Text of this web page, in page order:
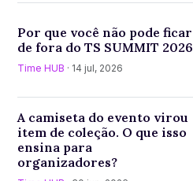
Por que você não pode ficar
de fora do TS SUMMIT 2026
Time HUB · 14 jul, 2026
A camiseta do evento virou
item de coleção. O que isso
ensina para
organizadores?